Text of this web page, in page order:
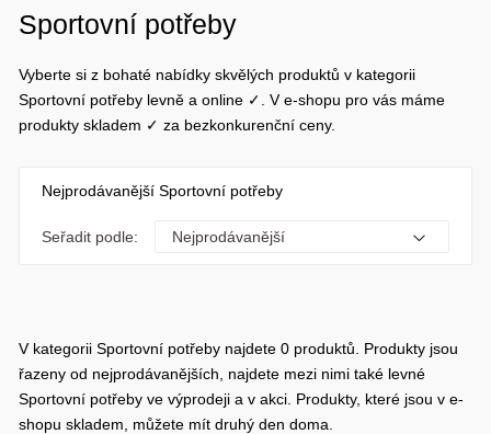
Sportovní potřeby
Vyberte si z bohaté nabídky skvělých produktů v kategorii
Sportovní potřeby levně a online ✓. V e-shopu pro vás máme
produkty skladem ✓ za bezkonkurenční ceny.
Nejprodávanější Sportovní potřeby
Seřadit podle:
V kategorii Sportovní potřeby najdete 0 produktů. Produkty jsou
řazeny od nejprodávanějších, najdete mezi nimi také levné
Sportovní potřeby ve výprodeji a v akci. Produkty, které jsou v e-
shopu skladem, můžete mít druhý den doma.